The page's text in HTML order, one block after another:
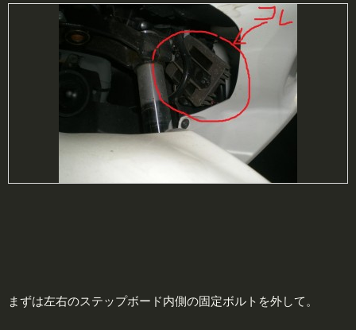
まずは左右のステップボード内側の固定ボルトを外して。